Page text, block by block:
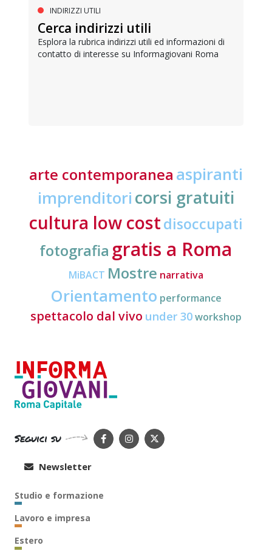
INDIRIZZI UTILI
Cerca indirizzi utili
Esplora la rubrica indirizzi utili ed informazioni di
contatto di interesse su Informagiovani Roma
arte contemporanea aspiranti
imprenditori corsi gratuiti
cultura low costdisoccupati
fotografia gratis a Roma
MiBACT Mostre narrativa
Orientamento performance
spettacolo dal vivo under 30workshop
Seguici su
Newsletter
Studio e formazione
Lavoro e impresa
Estero